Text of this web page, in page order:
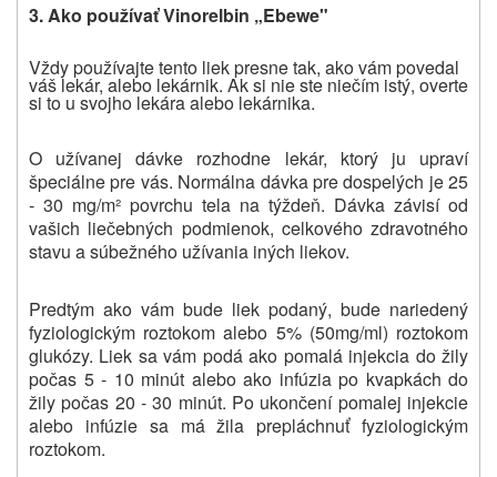
3. Ako používaťVinorelbin „Ebewe"
Vždy používajte tento liek presne tak, ako vám povedal
váš lekár, alebo lekárnik. Ak si nie ste niečím istý, overte
si to u svojho lekára alebo lekárnika.
O užívanej dávke rozhodne lekár, ktorý ju upraví
špeciálne pre vás. Normálna dávka pre dospelých je 25
‑ 30 mg/m² povrchu tela na týždeň. Dávka závisí od
vašich liečebných podmienok, celkového zdravotného
stavu a súbežného užívania iných liekov.
Predtým ako vám bude liek podaný, bude nariedený
fyziologickým roztokom alebo 5% (50mg/ml) roztokom
glukózy. Liek sa vám podá ako pomalá injekcia do žily
počas 5 ‑ 10 minút alebo ako infúzia po kvapkách do
žily počas 20 ‑ 30 minút. Po ukončení pomalej injekcie
alebo infúzie sa má žila prepláchnuť fyziologickým
roztokom.